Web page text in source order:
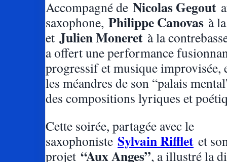
Accompagné de Nicolas Gegout
saxophone, Philippe Canovas à
et Julien Moneret à la
a offert une performance
progressif et musique improvisée,
les méandres de son “palais
des compositions lyriques et
Cette soirée, partagée avec le
saxophoniste Sylvain Rifflet et
projet “Aux Anges”, a illustré la